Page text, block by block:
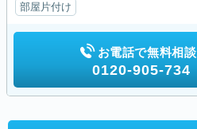
部屋片付け
お電話で無料相談
0120-905-734